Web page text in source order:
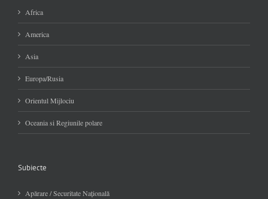
Africa
America
Asia
Europa/Rusia
Orientul Mijlociu
Oceania si Regiunile polare
Subiecte
Apărare / Securitate Naţională